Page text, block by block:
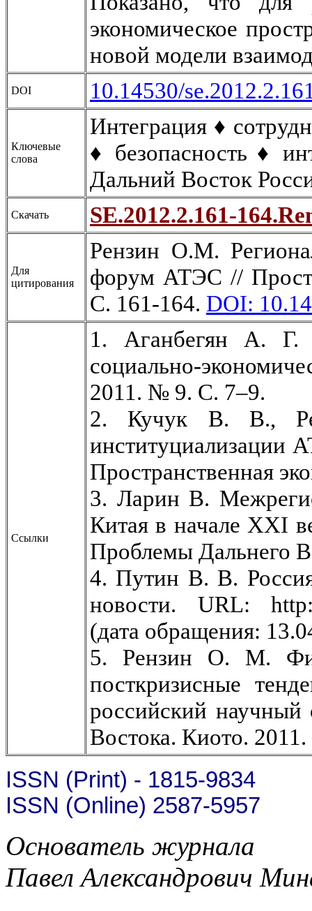
экономическое
новой модели
DOI 10.14530/
Ключевые
слова
Интеграция ♦
♦ безопасность ♦
Дальний Восток
Скачать SE.2012.2.161-
Для
цитирования
Рензин О.М.
форум АТЭС //
С. 161-164. DOI:
Ссылки
1. Аганбегян А. Г.
социально-
2011. № 9. С. 7–9.
2. Кучук В. В.,
институциализации
Пространственная
3. Ларин В.
Китая в начале ХХI
Проблемы Дальнего
4. Путин В. В.
новости. URL:
(дата обращения:
5. Рензин О. М.
посткризисные
российский
Востока. Киото.
ISSN (Print) - 1815-9834
ISSN (Online) 2587-5957
Основатель журнала
Павел Александрович